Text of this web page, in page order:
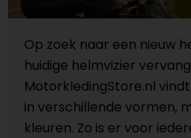
Op zoek naar een nieuw
huidige helmvizier
MotorkledingStore.nl
in verschillende vormen,
kleuren. Zo is er voor